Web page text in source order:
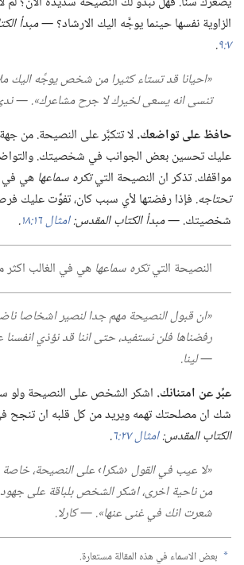
الزاوية نفسها حينما يوجَّه اليك الارشاد؟‏‏—‏ مبدأ
٧:‏٩ ‏.‏
‏«احيانا قد تستاء كثيرا من شخص يوجِّه اليك
تنسى انه يسعى لخيرك لا جرح مشاعرك».‏ —‏
حافظ على تواضعك.‏لا تتكبَّر على النصيحة.‏ من
عليك تحسين بعض الجوانب في شخصيتك.‏
مواقفك.‏ تذكر ان النصيحة التيتكره سماعها هي في
تحتاجه.‏ فإذا رفضتها لأي سبب كان،‏ تفوِّت عليك
شخصيتك.‏‏—‏ مبدأ الكتاب المقدس:‏امثال ١٦:‏١٨ ‏.‏
النصيحة التيتكره سماعها هي في الغالب اكثر
‏«ان قبول النصيحة مهم جدا لنصير اشخاصا
رفضناها فلن نستفيد،‏ حتى اننا قد نؤذي
—‏ لينا.‏
عبِّر عن امتنانك.‏ اشكر الشخص على النصيحة ولو
شك ان مصلحتك تهمه ويريد من كل قلبه ان تنجح
الكتاب المقدس:‏امثال ٢٧:‏٦
‏.‏
‏«لا عيب في القول ‹شكرا› على النصيحة،‏ خاصة
من ناحية اخرى،‏ اشكر الشخص بلباقة على
شعرت انك في غنى عنها».‏ —‏ كارلا.‏
a بعض الاسماء في هذه المقالة مستعارة.‏